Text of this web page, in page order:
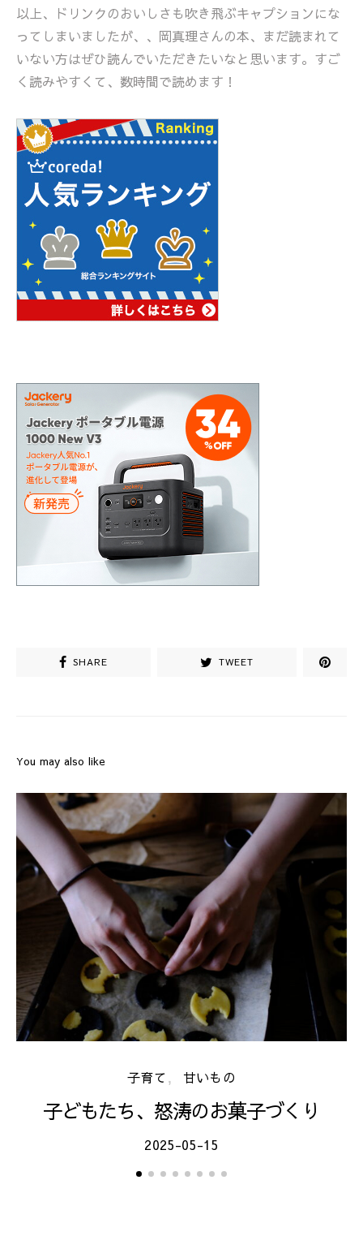
以上、ドリンクのおいしさも吹き飛ぶキャプションにな
ってしまいましたが、、岡真理さんの本、まだ読まれて
いない方はぜひ読んでいただきたいなと思います。すご
く読みやすくて、数時間で読めます！
SHARE TWEET
You may also like
子育て 甘いもの
子どもたち、怒涛のお菓子づくり
2025-05-15